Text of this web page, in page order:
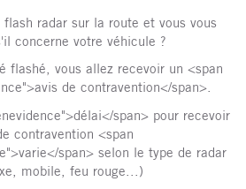
flash radar sur la route et vous vous
concerne votre véhicule ?
flashé, vous allez recevoir un <span
de contravention</span>.
span> pour recevoir
contravention <span
span> selon le type de radar
mobile, feu rouge...)